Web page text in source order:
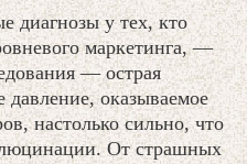
диагнозы у тех, кто
маркетинга, —
— острая
давление, оказываемое
настолько сильно, что
От страшных